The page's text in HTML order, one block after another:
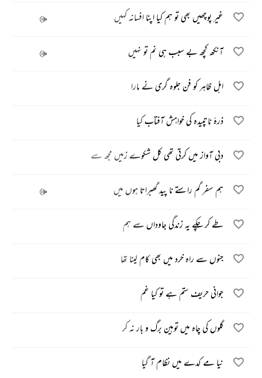
غیر پوچھیں بھی تو ہم کیا اپنا افسانہ کہیں
آنکھ کچھ بے سبب ہی نم تو نہیں
اہل ظاہر کو فن جلوہ گری نے مارا
ذرۂ ناتپیدہ کی خواہش آفتاب کیا
دبی آواز میں کرتی تھی کل شکوے زمیں مجھ سے
ہم سفر گم راستے نا پید گھبراتا ہوں میں
طے کر چکے یہ زندگی جاوداں سے ہم
جنوں سے راہ خرد میں بھی کام لینا تھا
جوانی حریف ستم ہے تو کیا غم
گلوں کی چاہ میں توہین برگ و بار نہ کر
نیا مے کدے میں نظام آ گیا